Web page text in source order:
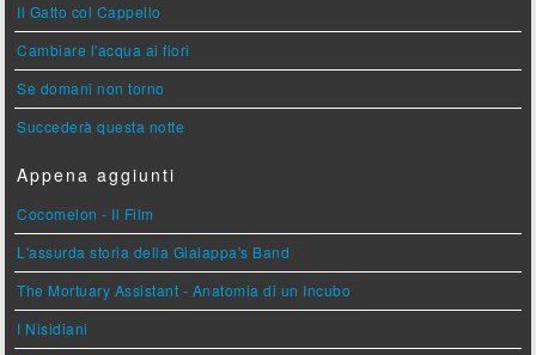
Il Gatto col Cappello
Cambiare l'acqua ai fiori
Se domani non torno
Succederà questa notte
Appena aggiunti
Cocomelon - Il Film
L'assurda storia della Gialappa's Band
The Mortuary Assistant - Anatomia di un Incubo
I Nisidiani